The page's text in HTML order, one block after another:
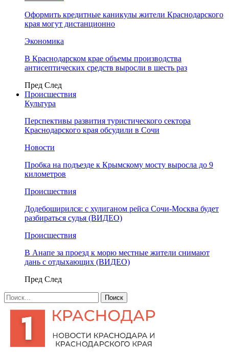
Оформить кредитные каникулы жители Краснодарского
края могут дистанционно
Экономика
В Краснодарском крае объемы производства
антисептических средств выросли в шесть раз
Пред След
Происшествия
Культура
Перспективы развития туристического сектора
Краснодарского края обсудили в Сочи
Новости
Пробка на подъезде к Крымскому мосту выросла до 9
километров
Происшествия
Додебоширился: с хулиганом рейса Сочи-Москва будет
разбираться судья (ВИДЕО)
Происшествия
В Анапе за проезд к морю местные жители снимают
дань с отдыхающих (ВИДЕО)
Пред След